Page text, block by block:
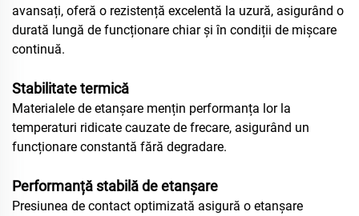
avansați, oferă o rezistență excelentă la uzură, asigurând o
durată lungă de funcționare chiar și în condiții de mișcare
continuă.
Stabilitate termică
Materialele de etanșare mențin performanța lor la
temperaturi ridicate cauzate de frecare, asigurând un
funcționare constantă fără degradare.
Performanță stabilă de etanșare
Presiunea de contact optimizată asigură o etanșare